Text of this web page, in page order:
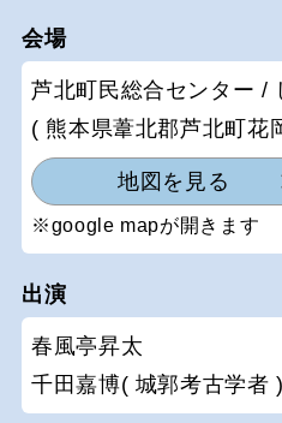
会場
芦北町民総合センター /
( 熊本県葦北郡芦北町花
地図を見る
※google mapが開きます
出演
春風亭昇太
千田嘉博( 城郭考古学者 )